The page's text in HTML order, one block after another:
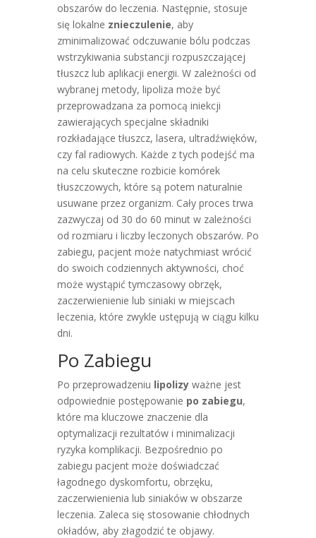
obszarów do leczenia. Następnie, stosuje
się lokalne znieczulenie, aby
zminimalizować odczuwanie bólu podczas
wstrzykiwania substancji rozpuszczającej
tłuszcz lub aplikacji energii. W zależności od
wybranej metody, lipoliza może być
przeprowadzana za pomocą iniekcji
zawierających specjalne składniki
rozkładające tłuszcz, lasera, ultradźwięków,
czy fal radiowych. Każde z tych podejść ma
na celu skuteczne rozbicie komórek
tłuszczowych, które są potem naturalnie
usuwane przez organizm. Cały proces trwa
zazwyczaj od 30 do 60 minut w zależności
od rozmiaru i liczby leczonych obszarów. Po
zabiegu, pacjent może natychmiast wrócić
do swoich codziennych aktywności, choć
może wystąpić tymczasowy obrzęk,
zaczerwienienie lub siniaki w miejscach
leczenia, które zwykle ustępują w ciągu kilku
dni.
Po Zabiegu
Po przeprowadzeniu lipolizyważne jest
odpowiednie postępowanie po zabiegu,
które ma kluczowe znaczenie dla
optymalizacji rezultatów i minimalizacji
ryzyka komplikacji. Bezpośrednio po
zabiegu pacjent może doświadczać
łagodnego dyskomfortu, obrzęku,
zaczerwienienia lub siniaków w obszarze
leczenia. Zaleca się stosowanie chłodnych
okładów, aby złagodzić te objawy.